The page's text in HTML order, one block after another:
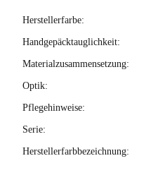
Herstellerfarbe:
Handgepäcktauglichkeit:
Materialzusammensetzung:
Optik:
Pflegehinweise:
Serie:
Herstellerfarbbezeichnung: